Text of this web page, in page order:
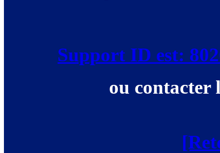
Support ID est:
ou contacter